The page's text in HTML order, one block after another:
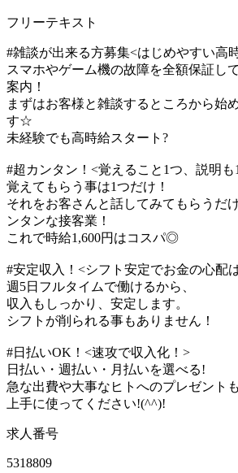
フリーテキスト
#雑談が出来る方募集<はじめやすい高
スマホやゲーム機の故障を全額保証し
案内！
まずはお客様と雑談するところから始
す☆
未経験でも高時給スタート?
#超カンタン！<覚えること1つ、説明も
覚えてもらう事は1つだけ！
それをお客さんと話してみてもらうだ
ンタンな接客業！
これで時給1,600円はコスパ◎
#安定収入！<シフト安定でお金の心配
週5日フルタイムで働けるから、
収入もしっかり、安定します。
シフトが削られる事もありません！
#日払いOK！<速攻で収入化！>
日払い・週払い・月払いを選べる!
急な出費や大事なヒトへのプレゼント
上手に使ってください!(^^)!
求人番号
5318809